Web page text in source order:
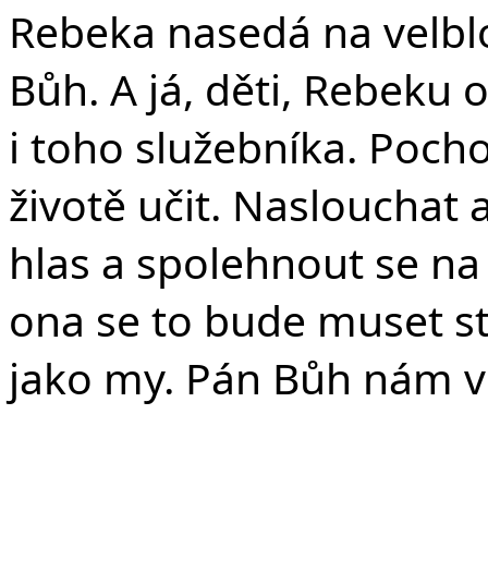
Rebeka nasedá na
Bůh. A já, děti, Rebeku
i toho služebníka.
životě učit. Naslouchat
hlas a spolehnout se
ona se to bude muset
jako my. Pán Bůh nám